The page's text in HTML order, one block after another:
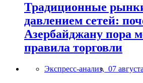
Традиционные
давлением сетей:
Азербайджану пора
правила торговли
Экспресс-анализ, 07